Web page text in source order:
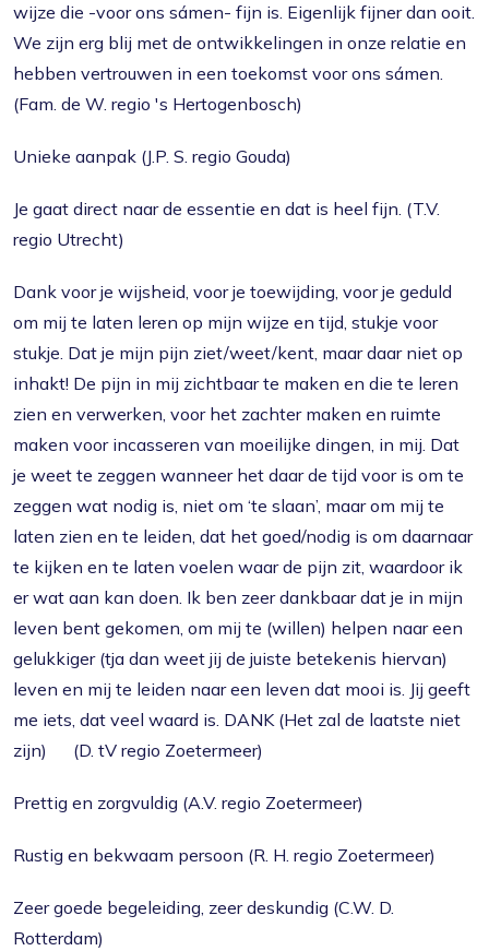
wijze die -voor ons sámen- fijn is. Eigenlijk fijner dan ooit.
We zijn erg blij met de ontwikkelingen in onze relatie en
hebben vertrouwen in een toekomst voor ons sámen.
(Fam. de W. regio 's Hertogenbosch)
Unieke aanpak (J.P. S. regio Gouda)
Je gaat direct naar de essentie en dat is heel fijn. (T.V.
regio Utrecht)
Dank voor je wijsheid, voor je toewijding, voor je geduld
om mij te laten leren op mijn wijze en tijd, stukje voor
stukje. Dat je mijn pijn ziet/weet/kent, maar daar niet op
inhakt! De pijn in mij zichtbaar te maken en die te leren
zien en verwerken, voor het zachter maken en ruimte
maken voor incasseren van moeilijke dingen, in mij. Dat
je weet te zeggen wanneer het daar de tijd voor is om te
zeggen wat nodig is, niet om ‘te slaan’, maar om mij te
laten zien en te leiden, dat het goed/nodig is om daarnaar
te kijken en te laten voelen waar de pijn zit, waardoor ik
er wat aan kan doen. Ik ben zeer dankbaar dat je in mijn
leven bent gekomen, om mij te (willen) helpen naar een
gelukkiger (tja dan weet jij de juiste betekenis hiervan)
leven en mij te leiden naar een leven dat mooi is. Jij geeft
me iets, dat veel waard is. DANK (Het zal de laatste niet
zijn) (D. tV regio Zoetermeer)
Prettig en zorgvuldig (A.V. regio Zoetermeer)
Rustig en bekwaam persoon (R. H. regio Zoetermeer)
Zeer goede begeleiding, zeer deskundig (C.W. D.
Rotterdam)